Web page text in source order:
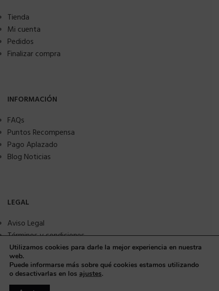
Tienda
Mi cuenta
Pedidos
Finalizar compra
INFORMACIÓN
FAQs
Puntos Recompensa
Pago Aplazado
Blog Noticias
LEGAL
Aviso Legal
Términos y condiciones
Política de privacidad
Política de Cookies
Seguridad y protección a compradores
Utilizamos cookies para darle la mejor experiencia en nuestra
web.
Puede informarse más sobre qué cookies estamos utilizando
o desactivarlas en los ajustes.